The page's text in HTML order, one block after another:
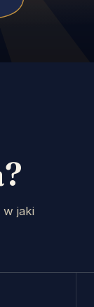
w jaki